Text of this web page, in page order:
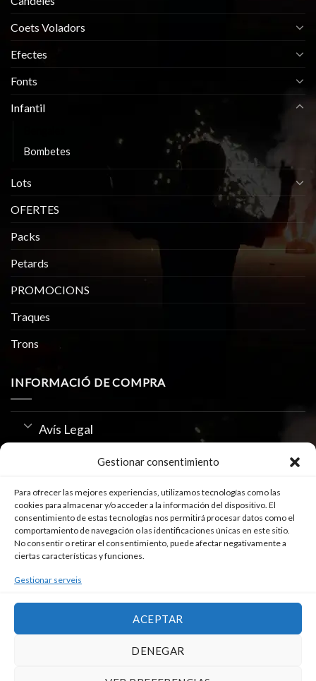
Gestionar consentimiento
Para ofrecer las mejores experiencias, utilizamos tecnologías como las
cookies para almacenar y/o acceder a la información del dispositivo. El
consentimiento de estas tecnologías nos permitirá procesar datos como el
comportamiento de navegación o las identificaciones únicas en este sitio.
No consentir o retirar el consentimiento, puede afectar negativamente a
ciertas características y funciones.
Gestionar serveis
ACEPTAR
DENEGAR
Coets Voladors
Efectes
Fonts
Infantil
Bombetes
Lots
OFERTES
Packs
Petards
PROMOCIONS
Traques
Trons
INFORMACIÓ DE COMPRA
Avís Legal
Política de Privacitat
Us de Cookies
SEGUEIX-NOS A